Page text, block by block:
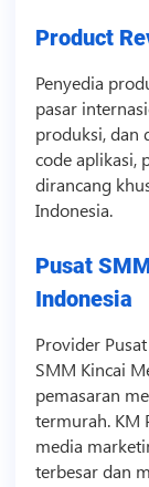
Product
Penyedia
pasar
produksi, dan
codeaplikasi,
dirancang
Indonesia.
Pusat
Indonesia
Provider Pusat
SMM Kincai
pemasaran
termurah. KM
media
terbesar dan